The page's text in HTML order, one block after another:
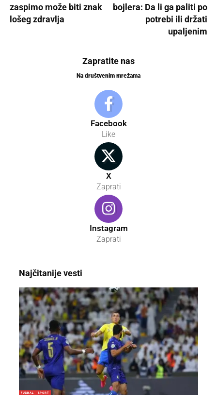
zaspimo može biti znak
lošeg zdravlja
bojlera: Da li ga paliti po
potrebi ili držati
upaljenim
Zapratite nas
Na društvenim mrežama
Facebook
Like
X
Zaprati
Instagram
Zaprati
Najčitanije vesti
FUDBAL SPORT